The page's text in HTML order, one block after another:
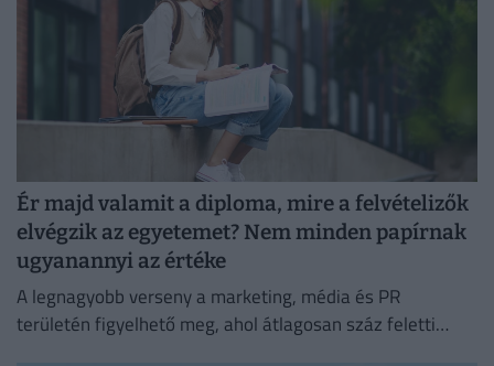
Ér majd valamit a diploma, mire a felvételizők
elvégzik az egyetemet? Nem minden papírnak
ugyanannyi az értéke
A legnagyobb verseny a marketing, média és PR
területén figyelhető meg, ahol átlagosan száz feletti